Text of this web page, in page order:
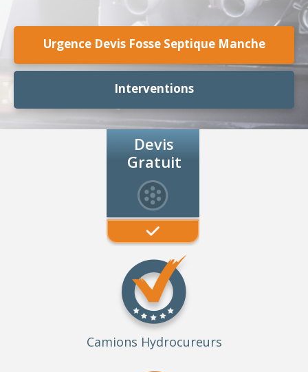
Urgence Devis Fosse Septique Manche
Interventions
Devis
Gratuit
Camions Hydrocureurs